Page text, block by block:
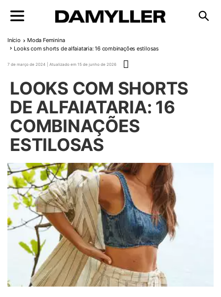
Início
Moda Feminina
Looks com shorts de alfaiataria: 16 combinações estilosas
LOOKS COM SHORTS
DE ALFAIATARIA: 16
COMBINAÇÕES
ESTILOSAS
7 de março de 2024
15 de junho de 2026